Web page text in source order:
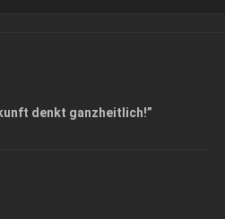
denkt ganzheitlich!”